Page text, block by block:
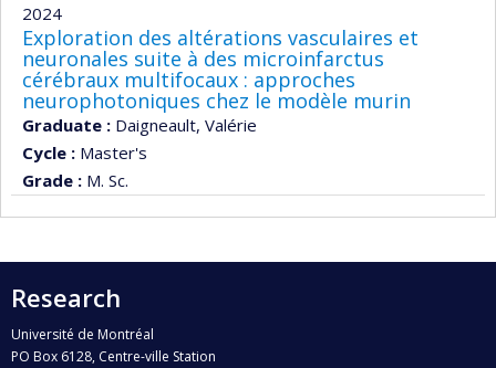
2024
Exploration des altérations vasculaires et
neuronales suite à des microinfarctus
cérébraux multifocaux : approches
neurophotoniques chez le modèle murin
Graduate : Daigneault, Valérie
Cycle : Master's
Grade : M. Sc.
Research
Université de Montréal
PO Box 6128, Centre-ville Station